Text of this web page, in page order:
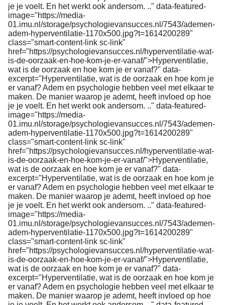
je je voelt. En het werkt ook andersom. .." data-featured-
image="https://media-
01.imu.nl/storage/psychologievansucces.nl/7543/ademen-
adem-hyperventilatie-1170x500.jpg?t=1614200289"
class="smart-content-link sc-link"
href="https://psychologievansucces.nl/hyperventilatie-wat-
is-de-oorzaak-en-hoe-kom-je-er-vanaf/">Hyperventilatie,
wat is de oorzaak en hoe kom je er vanaf?" data-
excerpt="Hyperventilatie, wat is de oorzaak en hoe kom je
er vanaf? Adem en psychologie hebben veel met elkaar te
maken. De manier waarop je ademt, heeft invloed op hoe
je je voelt. En het werkt ook andersom. .." data-featured-
image="https://media-
01.imu.nl/storage/psychologievansucces.nl/7543/ademen-
adem-hyperventilatie-1170x500.jpg?t=1614200289"
class="smart-content-link sc-link"
href="https://psychologievansucces.nl/hyperventilatie-wat-
is-de-oorzaak-en-hoe-kom-je-er-vanaf/">Hyperventilatie,
wat is de oorzaak en hoe kom je er vanaf?" data-
excerpt="Hyperventilatie, wat is de oorzaak en hoe kom je
er vanaf? Adem en psychologie hebben veel met elkaar te
maken. De manier waarop je ademt, heeft invloed op hoe
je je voelt. En het werkt ook andersom. .." data-featured-
image="https://media-
01.imu.nl/storage/psychologievansucces.nl/7543/ademen-
adem-hyperventilatie-1170x500.jpg?t=1614200289"
class="smart-content-link sc-link"
href="https://psychologievansucces.nl/hyperventilatie-wat-
is-de-oorzaak-en-hoe-kom-je-er-vanaf/">Hyperventilatie,
wat is de oorzaak en hoe kom je er vanaf?" data-
excerpt="Hyperventilatie, wat is de oorzaak en hoe kom je
er vanaf? Adem en psychologie hebben veel met elkaar te
maken. De manier waarop je ademt, heeft invloed op hoe